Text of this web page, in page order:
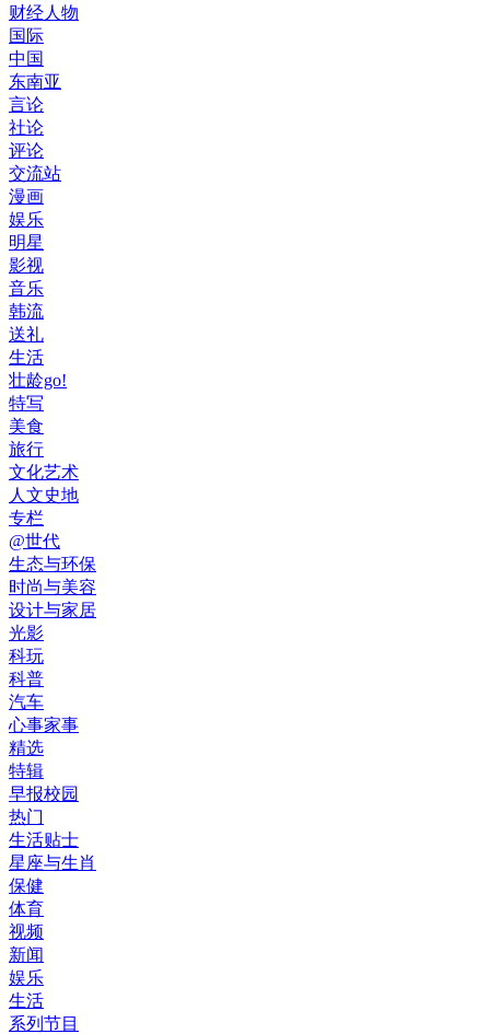
财经人物
国际
中国
东南亚
言论
社论
评论
交流站
漫画
娱乐
明星
影视
音乐
韩流
送礼
生活
壮龄go!
特写
美食
旅行
文化艺术
人文史地
专栏
@世代
生态与环保
时尚与美容
设计与家居
光影
科玩
科普
汽车
心事家事
精选
特辑
早报校园
热门
生活贴士
星座与生肖
保健
体育
视频
新闻
娱乐
生活
系列节目